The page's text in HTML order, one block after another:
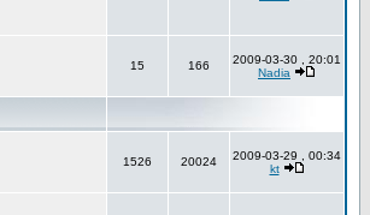
15 166
2009-03-30 , 20:01
Nadia
1526 20024
2009-03-29 , 00:34
kt